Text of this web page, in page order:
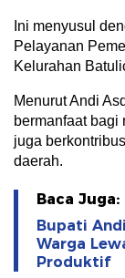
Ini menyusul
Pelayanan
Kelurahan
Menurut Andi
bermanfaat bagi
juga
daerah.
Baca Juga:
Bupati
Warga
Produktif